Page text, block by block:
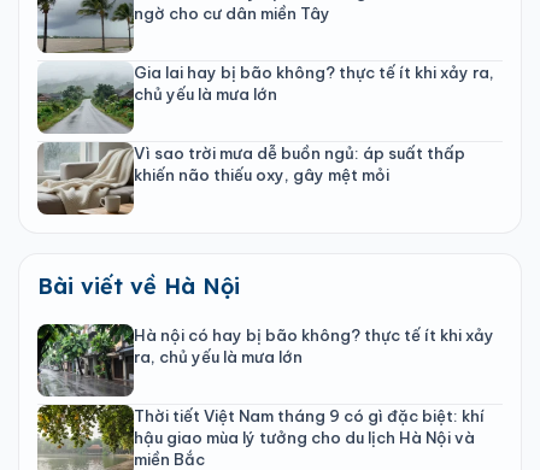
ngờ cho cư dân miền Tây
Gia lai hay bị bão không? thực tế ít khi xảy ra,
chủ yếu là mưa lớn
Vì sao trời mưa dễ buồn ngủ: áp suất thấp
khiến não thiếu oxy, gây mệt mỏi
Bài viết về Hà Nội
Hà nội có hay bị bão không? thực tế ít khi xảy
ra, chủ yếu là mưa lớn
Thời tiết Việt Nam tháng 9 có gì đặc biệt: khí
hậu giao mùa lý tưởng cho du lịch Hà Nội và
miền Bắc